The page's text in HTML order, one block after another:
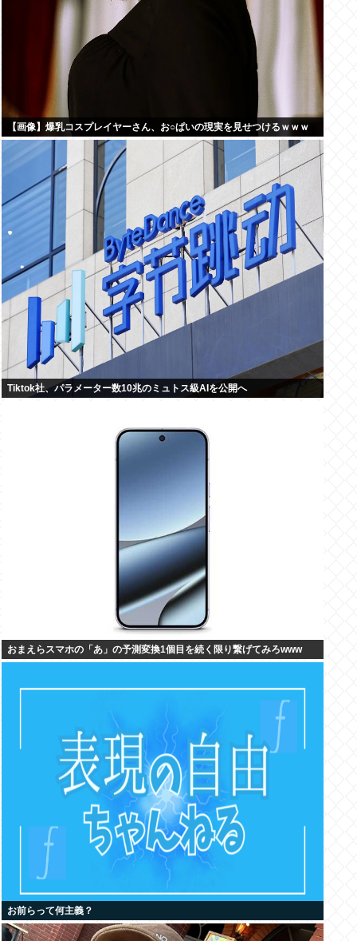
【画像】爆乳コスプレイヤーさん、お○ぱいの現実を見せつけるｗｗｗ
Tiktok社、パラメーター数10兆のミュトス級AIを公開へ
おまえらスマホの「あ」の予測変換1個目を続く限り繋げてみろwww
お前らって何主義？